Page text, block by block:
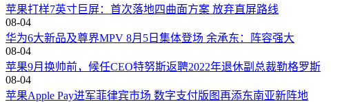
苹果打样7英寸巨屏：首次落地四曲面方案 放弃直屏路线
08-04
华为6大新品及尊界MPV 8月5日集体登场 余承东：阵容强大
08-04
苹果9月换帅前，候任CEO特努斯返聘2022年退休副总裁勒格罗斯
08-04
苹果Apple Pay进军菲律宾市场 数字支付版图再添东南亚新阵地